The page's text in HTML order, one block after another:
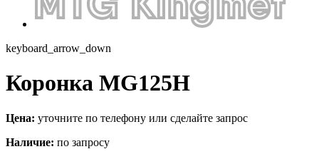
keyboard_arrow_down
Коронка MG125H
Цена: уточните по телефону или сделайте запрос
Наличие: по запросу